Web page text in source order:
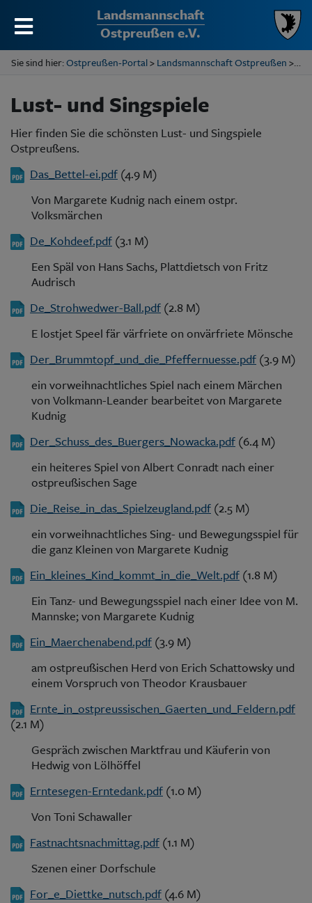
Landsmannschaft
Ostpreußen e.V.
Sie sind hier:Ostpreußen-Portal>Landsmannschaft Ostpreußen> Lust- und Singspiele
Lust- und Singspiele
Hier finden Sie die schönsten Lust- und Singspiele
Ostpreußens.
Das_Bettel-ei.pdf (4.9 M)
Von Margarete Kudnig nach einem ostpr.
Volksmärchen
De_Kohdeef.pdf (3.1 M)
Een Späl von Hans Sachs, Plattdietsch von Fritz
Audrisch
De_Strohwedwer-Ball.pdf (2.8 M)
E lostjet Speel fär värfriete on onvärfriete Mönsche
Der_Brummtopf_und_die_Pfeffernuesse.pdf (3.9 M)
ein vorweihnachtliches Spiel nach einem Märchen
von Volkmann-Leander bearbeitet von Margarete
Kudnig
Der_Schuss_des_Buergers_Nowacka.pdf (6.4 M)
ein heiteres Spiel von Albert Conradt nach einer
ostpreußischen Sage
Die_Reise_in_das_Spielzeugland.pdf (2.5 M)
ein vorweihnachtliches Sing- und Bewegungsspiel für
die ganz Kleinen von Margarete Kudnig
Ein_kleines_Kind_kommt_in_die_Welt.pdf (1.8 M)
Ein Tanz- und Bewegungsspiel nach einer Idee von M.
Mannske; von Margarete Kudnig
Ein_Maerchenabend.pdf (3.9 M)
am ostpreußischen Herd von Erich Schattowsky und
einem Vorspruch von Theodor Krausbauer
Ernte_in_ostpreussischen_Gaerten_und_Feldern.pdf
(2.1 M)
Gespräch zwischen Marktfrau und Käuferin von
Hedwig von Lölhöffel
Erntesegen-Erntedank.pdf (1.0 M)
Von Toni Schawaller
Fastnachtsnachmittag.pdf (1.1 M)
Szenen einer Dorfschule
For_e_Diettke_nutsch.pdf (4.6 M)